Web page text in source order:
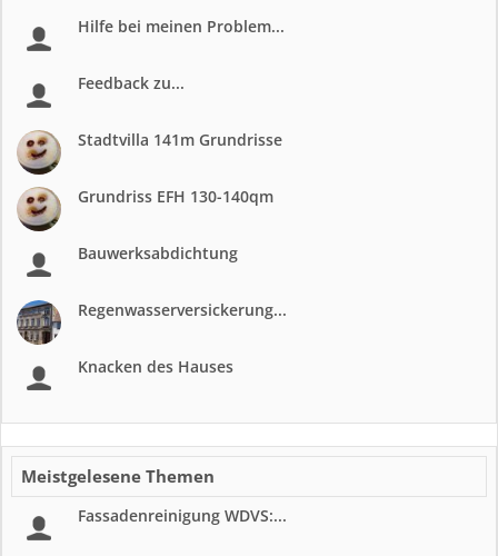
Hilfe bei meinen Problem...
Feedback zu...
Stadtvilla 141m Grundrisse
Grundriss EFH 130-140qm
Bauwerksabdichtung
Regenwasserversickerung...
Knacken des Hauses
Meistgelesene Themen
Fassadenreinigung WDVS:...